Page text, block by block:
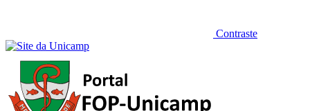
Contraste